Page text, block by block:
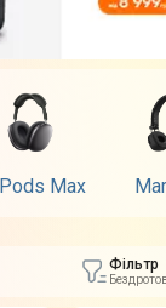
Max
Фільтр